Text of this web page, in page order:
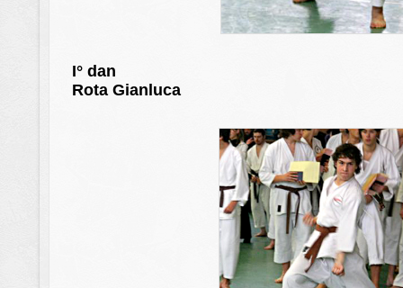
I° dan
Rota Gianluca